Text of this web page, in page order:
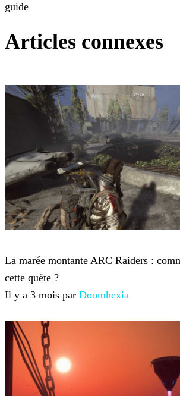
guide
Articles connexes
La marée montante ARC Raiders :
cette quête ?
Il y a 3 mois par Doomhexia